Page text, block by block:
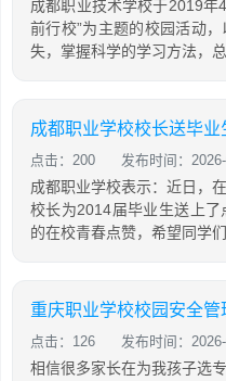
成都职业技术学校于2019年
前行校”为主题的校园活动
失，掌握科学的学习方法，总
成都职业学校校长送毕业
点击：200 发布时间：
成都职业学校表示：近日，
校长为2014届毕业生送上
的在校青春点赞，希望同学
重庆职业学校校园安全管
点击：126 发布时间：
相信很多家长在为我孩子选